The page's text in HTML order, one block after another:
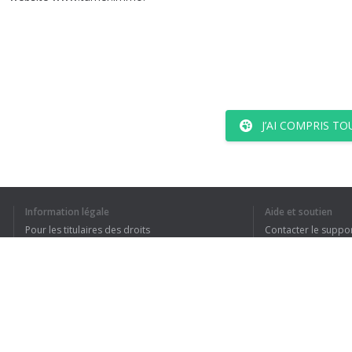
J’AI COMPRIS
Information légale
Pour les titulaires des droits
Aide et soutien
Contacter le